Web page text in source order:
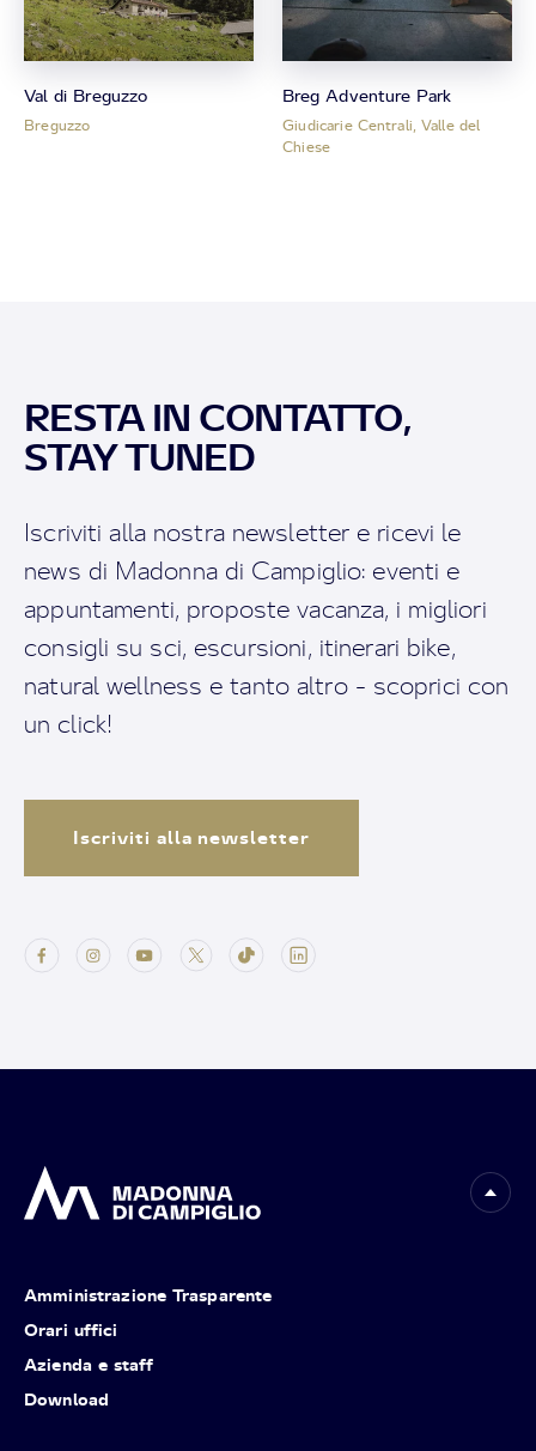
Val di Breguzzo
Breguzzo
Breg Adventure Park
Giudicarie Centrali, Valle del
Chiese
RESTA IN CONTATTO,
STAY TUNED
Iscriviti alla nostra newsletter e ricevi le
news di Madonna di Campiglio: eventi e
appuntamenti, proposte vacanza, i migliori
consigli su sci, escursioni, itinerari bike,
natural wellness e tanto altro - scoprici con
un click!
Iscriviti alla newsletter
Amministrazione Trasparente
Orari uffici
Azienda e staff
Download